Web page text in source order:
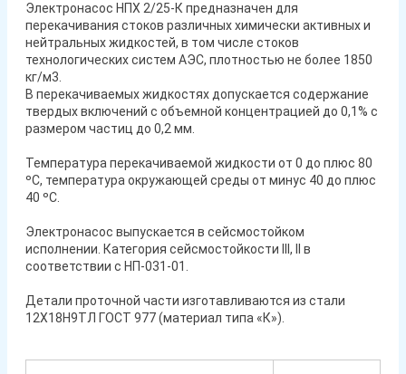
Электронасос НПХ 2/25-К предназначен для
перекачивания стоков различных химически активных и
нейтральных жидкостей, в том числе стоков
технологических систем АЭС, плотностью не более 1850
кг/м3.
В перекачиваемых жидкостях допускается содержание
твердых включений с объемной концентрацией до 0,1% с
размером частиц до 0,2 мм.
Температура перекачиваемой жидкости от 0 до плюс 80
ºС, температура окружающей среды от минус 40 до плюс
40 ºС.
Электронасос выпускается в сейсмостойком
исполнении. Категория сейсмостойкости III, II в
соответствии с НП-031-01.
Детали проточной части изготавливаются из стали
12Х18Н9ТЛ ГОСТ 977 (материал типа «К»).